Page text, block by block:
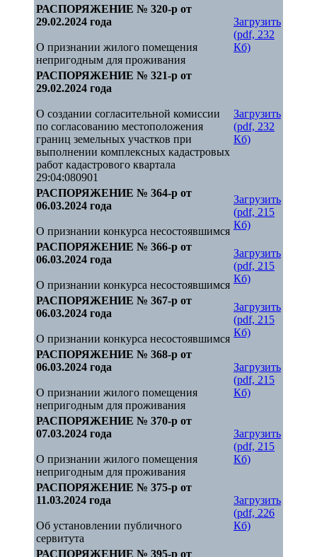
РАСПОРЯЖЕНИЕ № 320-р от
29.02.2024 года
О признании жилого помещения
непригодным для проживания
Загрузить
(pdf, 232
Кб)
РАСПОРЯЖЕНИЕ № 321-р от
29.02.2024 года
О создании согласительной комиссии
по согласованию местоположения
границ земельных участков при
выполнении комплексных кадастровых
работ кадастрового квартала
29:04:080901
Загрузить
(pdf, 232
Кб)
РАСПОРЯЖЕНИЕ № 364-р от
06.03.2024 года
О признании конкурса несостоявшимся
Загрузить
(pdf, 215
Кб)
РАСПОРЯЖЕНИЕ № 366-р от
06.03.2024 года
О признании конкурса несостоявшимся
Загрузить
(pdf, 215
Кб)
РАСПОРЯЖЕНИЕ № 367-р от
06.03.2024 года
О признании конкурса несостоявшимся
Загрузить
(pdf, 215
Кб)
РАСПОРЯЖЕНИЕ № 368-р от
06.03.2024 года
О признании жилого помещения
непригодным для проживания
Загрузить
(pdf, 215
Кб)
РАСПОРЯЖЕНИЕ № 370-р от
07.03.2024 года
О признании жилого помещения
непригодным для проживания
Загрузить
(pdf, 215
Кб)
РАСПОРЯЖЕНИЕ № 375-р от
11.03.2024 года
Об установлении публичного
сервитута
Загрузить
(pdf, 226
Кб)
РАСПОРЯЖЕНИЕ № 395-р от